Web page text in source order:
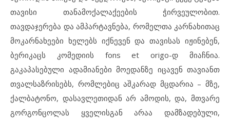
თავისი თანამოქალაქეების ჭირვეულობით.
თავდაჯერება და ამპარტავნება, რომელთა კარნახითაც
მოკარნახეები ხელებს იქნევენ და თავისას იჟინებენ,
ბერიკაცს კომედიის fons et origo-დ მიაჩნია.
გაკაპასებული ადამიანები მოედანზე იცავენ თავიანთ
თვალსაზრისებს, რომლებიც აშკარად მცდარია – მზე,
ქალბატონო, დასავლეთიდან არ ამოდის, და, მთვარე
გორგონცოლას ყველისგან არაა დამზადებული,